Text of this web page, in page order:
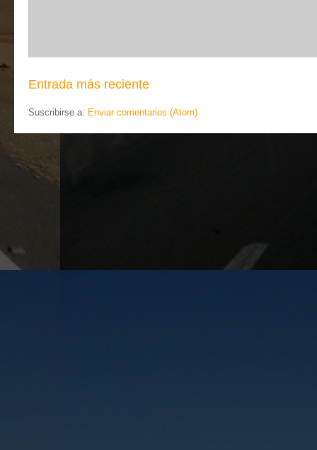
Entrada más reciente
Suscribirse a: Enviar comentarios (Atom)